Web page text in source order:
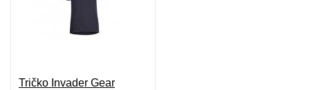
Tričko Invader Gear